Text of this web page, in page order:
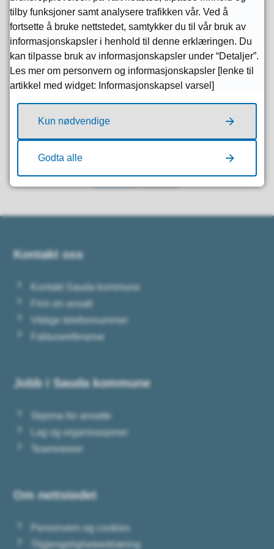
Det er venta at ei heilskapleg sak kan leggjast
fram for kommunestyret i mai- eller junimøtet i
2026
Publisert 12.12.2025 10.31 Sist endret 12.12.2025 11.23
Fant du det du lette etter?
Ja Nei
Kontakt oss
Kontakt Sauda kommune
Finn en ansatt
Viktige telefonnummer
Fakturareferanse
Jobb i Sauda kommune
Skjema for ansatte
Lag og organisasjoner
Teamviewer
Om nettstedet
Personvern og cookies
Tilgjengelighetserklæring
tilby funksjoner samt analysere trafikken vår. Ved å
fortsette å bruke nettstedet, samtykker du til vår bruk av
informasjonskapsler i henhold til denne erklæringen. Du
kan tilpasse bruk av informasjonskapsler under “Detaljer”.
Les mer om personvern og informasjonskapsler [lenke til
artikkel med widget: Informasjonskapsel varsel]
Kun nødvendige
Godta alle